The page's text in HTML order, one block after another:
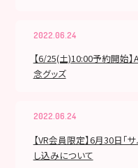
2022.06.24
【6/25(土)10:00予約開始
念グッズ
2022.06.24
【VR会員限定】6月30日「
し込みについて